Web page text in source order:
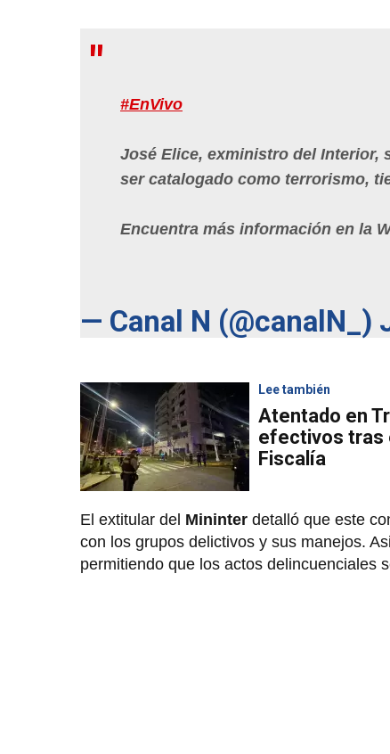
#EnVivo
José Elice, exministro del Interior,
ser catalogado como terrorismo,
Encuentra más información en la
— Canal N (@canalN_)
Lee también
Atentado en
efectivos tras
Fiscalía
El extitular del Mininter detalló que este
con los grupos delictivos y sus manejos.
permitiendo que los actos delincuenciales